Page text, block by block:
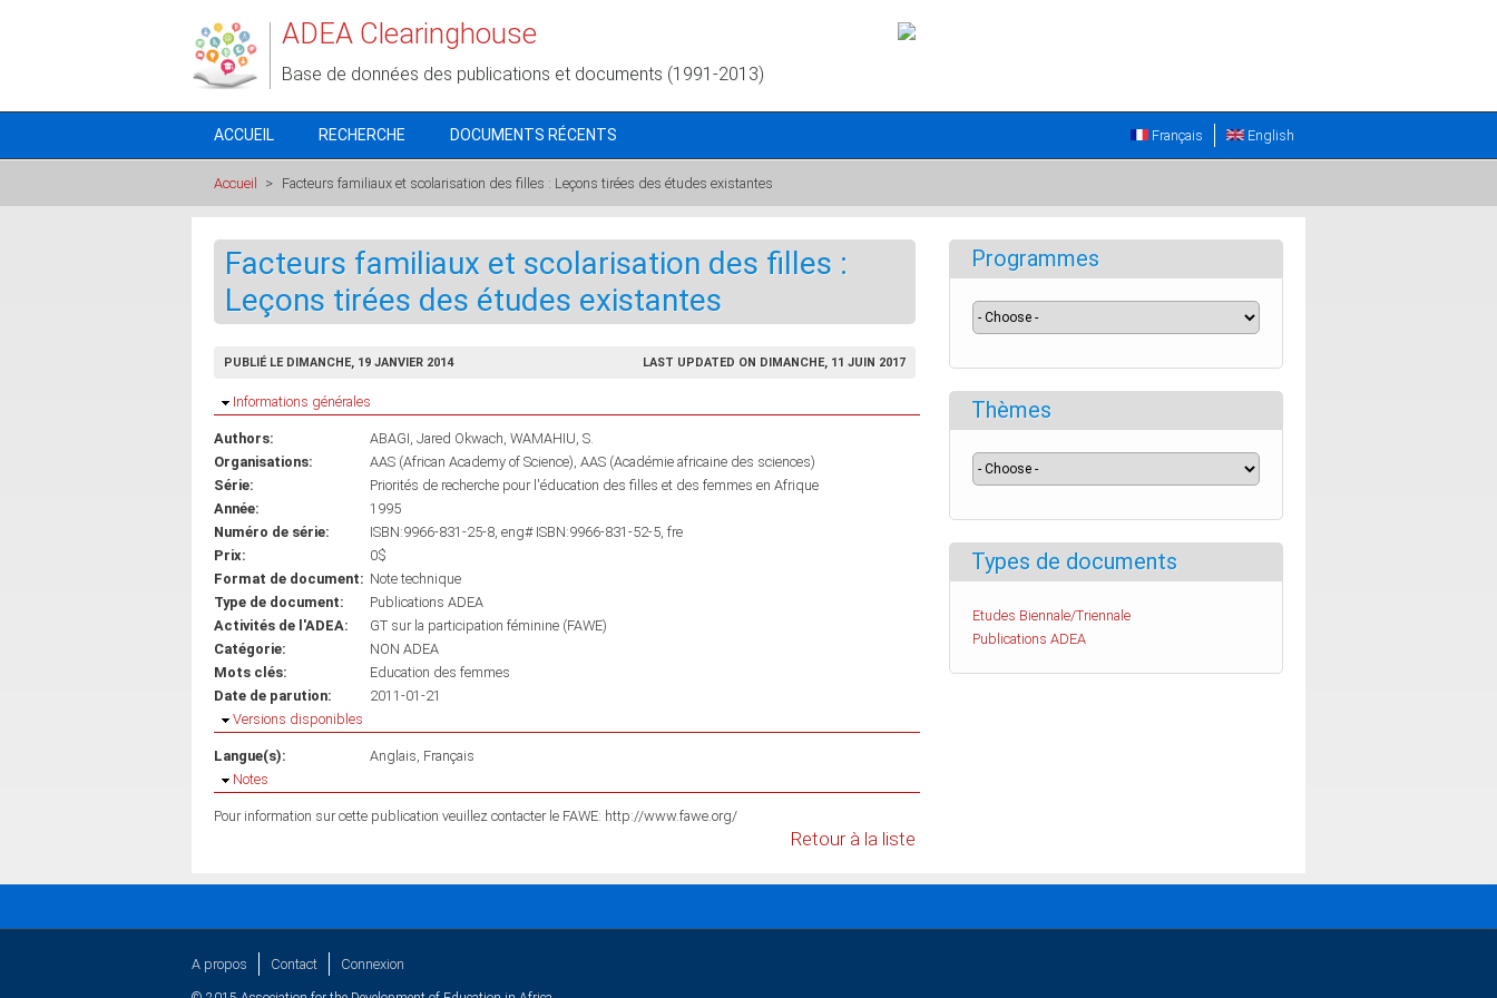
ADEA Clearinghouse
Base de données des publications et documents (1991-2013)
ACCUEIL RECHERCHE DOCUMENTS RÉCENTS English
Français
Accueil > Facteurs familiaux et scolarisation des filles : Leçons tirées des études existantes
Facteurs familiaux et scolarisation des filles :
Leçons tirées des études existantes
PUBLIÉ LE DIMANCHE, 19 JANVIER 2014 LAST UPDATED ON DIMANCHE, 11 JUIN 2017
Masquer
Informations générales
Authors: ABAGI, Jared Okwach WAMAHIU, S.
Organisations:
AAS (African Academy of Science) AAS (Académie africaine des sciences)
Série:
Priorités de recherche pour l'éducation des filles et des femmes en Afrique
Année:
1995
Numéro de série:
ISBN:9966-831-25-8, eng# ISBN:9966-831-52-5, fre
Prix:
0$
Format de document: Note technique
Type de document:
Publications ADEA
Activités de l'ADEA:
GT sur la participation féminine (FAWE)
Catégorie:
NON ADEA
Mots clés:
Education des femmes
Date de parution:
2011-01-21
Masquer
Versions disponibles
Langue(s): Anglais Français
Masquer
Notes
Pour information sur cette publication veuillez contacter le FAWE: http://www.fawe.org/
Retour à la liste
Programmes
Thèmes
Types de documents
Etudes Biennale/Triennale
Publications ADEA
A propos Contact Connexion